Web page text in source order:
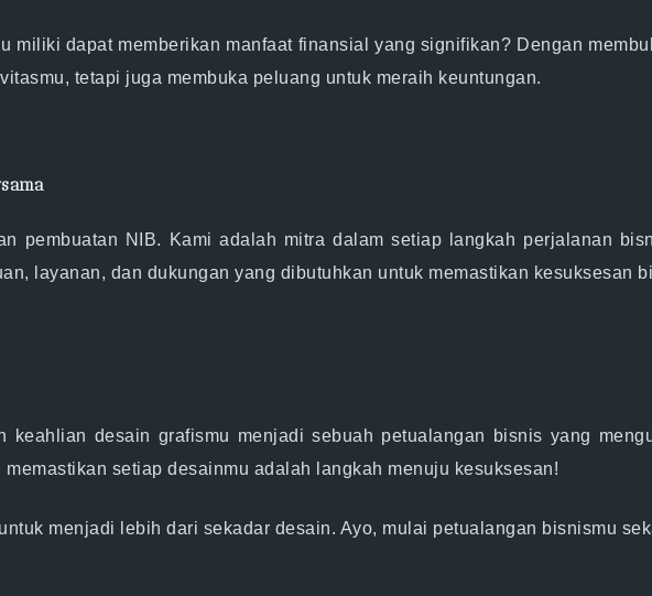
miliki dapat memberikan manfaat finansial yang signifikan? Dengan
tetapi juga membuka peluang untuk meraih keuntungan.
pembuatan NIB. Kami adalah mitra dalam setiap langkah perjalanan
layanan, dan dukungan yang dibutuhkan untuk memastikan kesuksesan
keahlian desain grafismu menjadi sebuah petualangan bisnis yang
setiap desainmu adalah langkah menuju kesuksesan!
menjadi lebih dari sekadar desain. Ayo, mulai petualangan bisnismu